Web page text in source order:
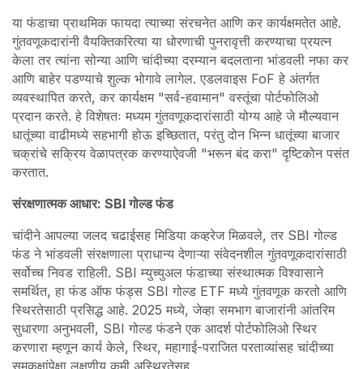
या फंडाचा प्राथमिक फायदा त्याच्या संरचनेत आणि कर कार्यक्षमतेत आहे.
गुंतवणूकदारांनी वैयक्तिकरित्या या धोरणाची पुनरावृत्ती करण्याचा प्रयत्न
केला तर त्यांना सोन्या आणि चांदीच्या दरम्यान बदलताना भांडवली नफा कर
आणि बाहेर पडण्याचे शुल्क भोगावे लागेल. एडलवाइस FoF हे अंतर्गत
व्यवस्थापित करते, कर कार्यक्षम "सर्व-हवामान" वस्तूंचा पोर्टफोलिओ
प्रदान करते. हे विशेषतः मध्यम गुंतवणूकदारांसाठी योग्य आहे जे मौल्यवान
धातूंच्या वाढीमध्ये सहभागी होऊ इच्छितात, परंतु दोन भिन्न धातूंच्या बाजार
चक्रांचे सक्रिय वेळापत्रक करण्याऐवजी "भरून बंद करा" दृष्टिकोन पसंत
करतात.
संरक्षणात्मक आधार: SBI गोल्ड फंड
चांदीने आपल्या जलद चढाईसह मिडिया कव्हरेज मिळवले, तर SBI गोल्ड
फंड ने भांडवली संरक्षणाला प्राधान्य देणाऱ्या संवेदनशील गुंतवणूकदारांसाठी
सर्वोच्च निवड राहिली. SBI म्युच्युअल फंडाच्या संस्थात्मक विश्वासाने
समर्थित, हा फंड ऑफ फंड्स SBI गोल्ड ETF मध्ये गुंतवणूक करतो आणि
स्थिरतेसाठी प्रसिद्ध आहे. 2025 मध्ये, जेव्हा समभाग बाजारांनी आंतरिम
सुधारणा अनुभवली, SBI गोल्ड फंडने एक आदर्श पोर्टफोलिओ स्थिर
करणारा म्हणून कार्य केले, स्थिर, महागाई-पराजित परताव्यांसह चांदीच्या
समकक्षांपेक्षा लक्षणीय कमी अस्थिरतेसह.